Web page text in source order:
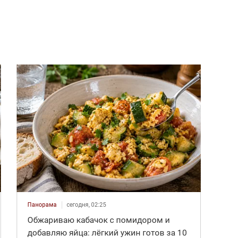
Панорама сегодня, 02:25
Обжариваю кабачок с помидором и
добавляю яйца: лёгкий ужин готов за 10